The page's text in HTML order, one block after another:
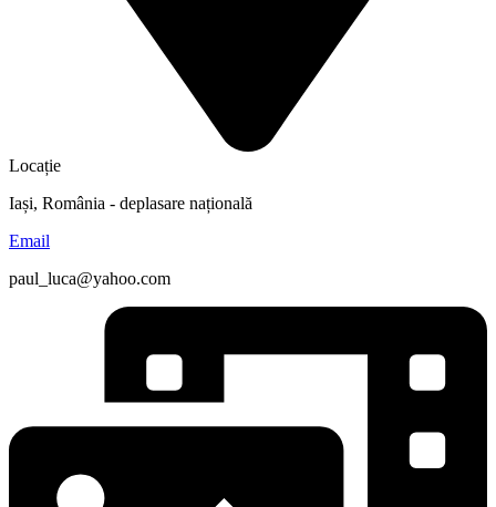
Locație
Iași, România - deplasare națională
Email
paul_luca@yahoo.com